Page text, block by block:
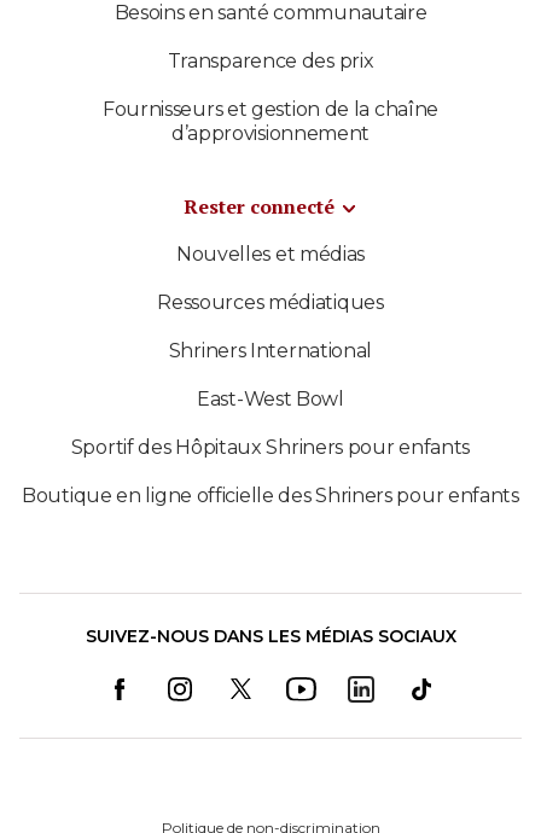
Besoins en santé communautaire
Transparence des prix
Fournisseurs et gestion de la chaîne
d’approvisionnement
Rester connecté
Nouvelles et médias
Ressources médiatiques
Shriners International
East-West Bowl
Sportif des Hôpitaux Shriners pour enfants
Boutique en ligne officielle des Shriners pour enfants
SUIVEZ-NOUS DANS LES MÉDIAS SOCIAUX
Politique de non-discrimination